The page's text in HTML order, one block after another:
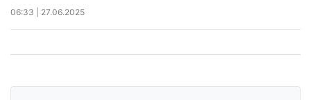
06:33 27.06.2025